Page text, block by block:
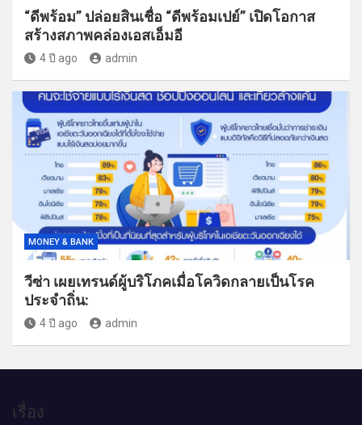
“ดีพร้อม” ปล่อยสินเชื่อ “ดีพร้อมเปย์” เปิดโอกาส
สร้างสภาพคล่องเอสเอ็มอี
4 ปี ago admin
MONEY & BANK
วีซ่า เผยเทรนด์ผู้บริโภคเมื่อโควิดกลายเป็นโรค
ประจำถิ่น:
4 ปี ago admin
เรื่อง